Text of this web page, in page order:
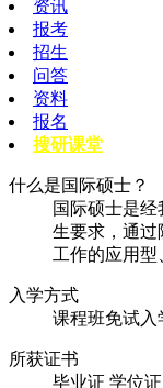
资讯
报考
招生
问答
资料
报名
搜研课堂
什么是国际硕士？
国际硕士是
生要求，通过
工作的应用型
入学方式
课程班免试入
所获证书
毕业证 学位证